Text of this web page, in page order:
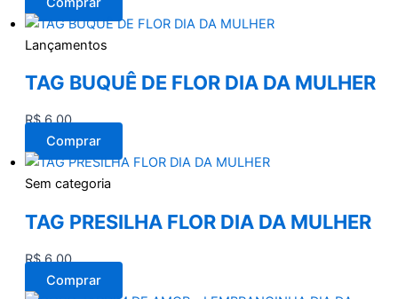
Lançamentos
TAG BUQUÊ DE FLOR DIA DA MULHER
R$6,00
Comprar
Sem categoria
TAG PRESILHA FLOR DIA DA MULHER
R$6,00
Comprar